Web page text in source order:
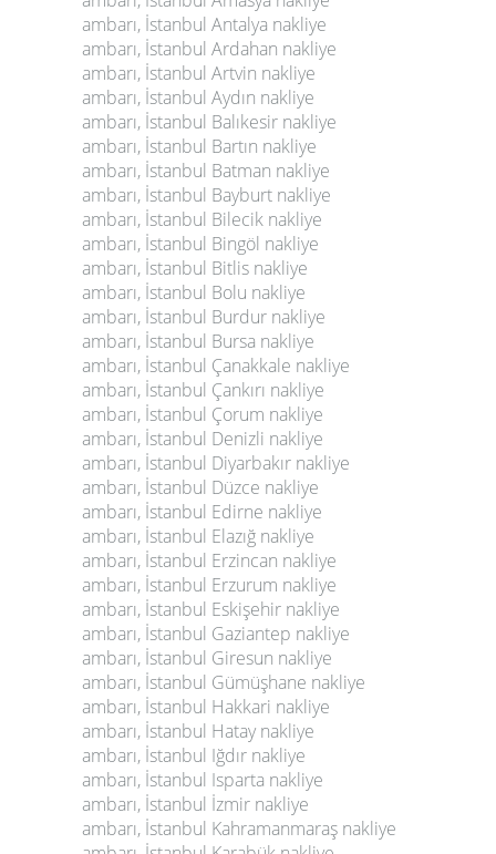
ambarı, İstanbul Antalya nakliye
ambarı, İstanbul Ardahan nakliye
ambarı, İstanbul Artvin nakliye
ambarı, İstanbul Aydın nakliye
ambarı, İstanbul Balıkesir nakliye
ambarı, İstanbul Bartın nakliye
ambarı, İstanbul Batman nakliye
ambarı, İstanbul Bayburt nakliye
ambarı, İstanbul Bilecik nakliye
ambarı, İstanbul Bingöl nakliye
ambarı, İstanbul Bitlis nakliye
ambarı, İstanbul Bolu nakliye
ambarı, İstanbul Burdur nakliye
ambarı, İstanbul Bursa nakliye
ambarı, İstanbul Çanakkale nakliye
ambarı, İstanbul Çankırı nakliye
ambarı, İstanbul Çorum nakliye
ambarı, İstanbul Denizli nakliye
ambarı, İstanbul Diyarbakır nakliye
ambarı, İstanbul Düzce nakliye
ambarı, İstanbul Edirne nakliye
ambarı, İstanbul Elazığ nakliye
ambarı, İstanbul Erzincan nakliye
ambarı, İstanbul Erzurum nakliye
ambarı, İstanbul Eskişehir nakliye
ambarı, İstanbul Gaziantep nakliye
ambarı, İstanbul Giresun nakliye
ambarı, İstanbul Gümüşhane nakliye
ambarı, İstanbul Hakkari nakliye
ambarı, İstanbul Hatay nakliye
ambarı, İstanbul Iğdır nakliye
ambarı, İstanbul Isparta nakliye
ambarı, İstanbul İzmir nakliye
ambarı, İstanbul Kahramanmaraş nakliye